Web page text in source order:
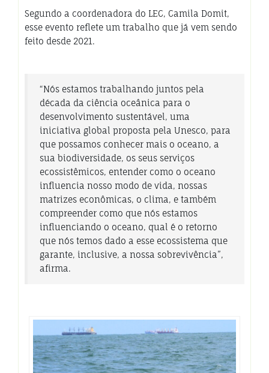
Segundo a coordenadora do LEC, Camila Domit,
esse evento reflete um trabalho que já vem sendo
feito desde 2021.
“Nós estamos trabalhando juntos pela
década da ciência oceânica para o
desenvolvimento sustentável, uma
iniciativa global proposta pela Unesco, para
que possamos conhecer mais o oceano, a
sua biodiversidade, os seus serviços
ecossistêmicos, entender como o oceano
influencia nosso modo de vida, nossas
matrizes econômicas, o clima, e também
compreender como que nós estamos
influenciando o oceano, qual é o retorno
que nós temos dado a esse ecossistema que
garante, inclusive, a nossa sobrevivência”,
afirma.